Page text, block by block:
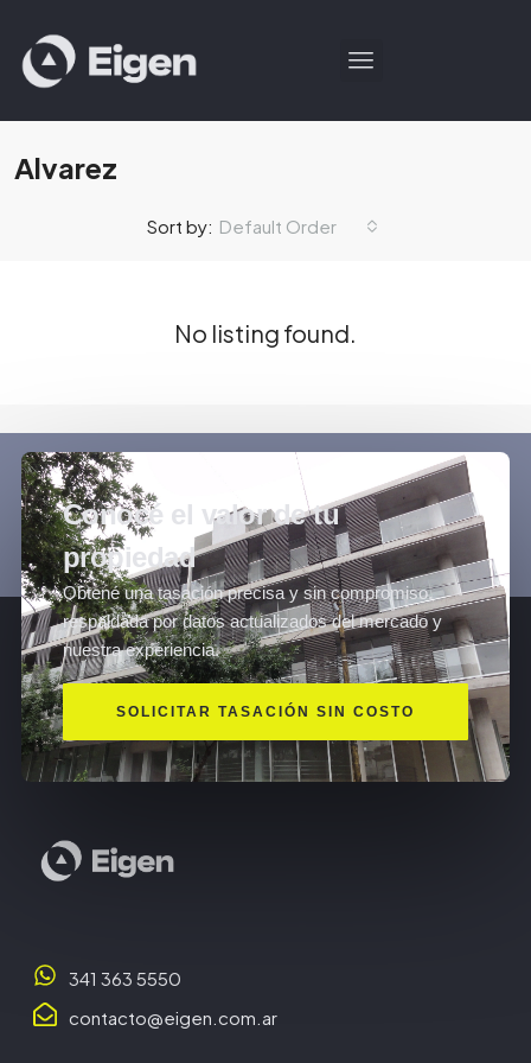
Alvarez
Sort by: Default Order
No listing found.
Conocé el valor de tu
propiedad
Obtené una tasación precisa y sin compromiso,
respaldada por datos actualizados del mercado y
nuestra experiencia.
SOLICITAR TASACIÓN SIN COSTO
341 363 5550
contacto@eigen.com.ar